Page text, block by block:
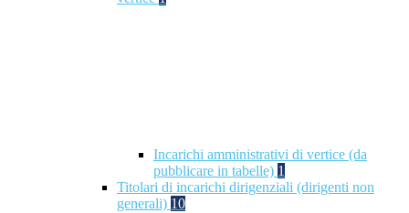
Incarichi amministrativi di vertice (da
pubblicare in tabelle) 1
Titolari di incarichi dirigenziali (dirigenti non
generali) 10